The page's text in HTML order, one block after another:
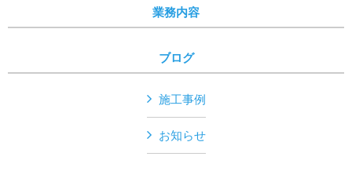
業務内容
ブログ
施工事例
お知らせ